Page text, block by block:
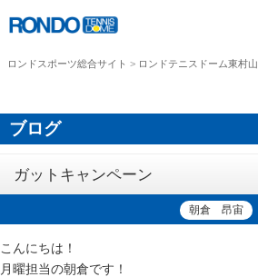
ロンドスポーツ総合サイト > ロンドテニスドーム東村山
ブログ
ガットキャンペーン
朝倉 昂宙
こんにちは！
月曜担当の朝倉です！